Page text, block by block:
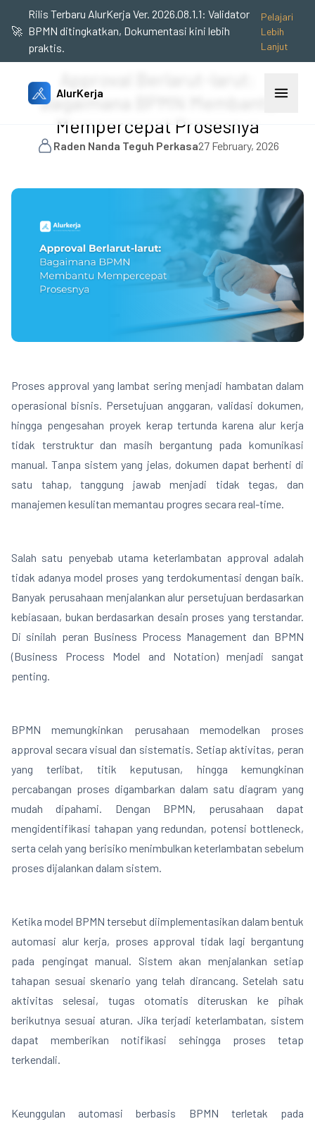
🚀
Rilis Terbaru AlurKerja Ver. 2026.08.1.1: Validator
BPMN ditingkatkan, Dokumentasi kini lebih
praktis.
Pelajari
Lebih
Lanjut
AlurKerja
Bagaimana BPMN Membantu
Mempercepat Prosesnya
Raden Nanda Teguh Perkasa27 February, 2026
Proses approval yang lambat sering menjadi hambatan dalam
operasional bisnis. Persetujuan anggaran, validasi dokumen,
hingga pengesahan proyek kerap tertunda karena alur kerja
tidak terstruktur dan masih bergantung pada komunikasi
manual. Tanpa sistem yang jelas, dokumen dapat berhenti di
satu tahap, tanggung jawab menjadi tidak tegas, dan
manajemen kesulitan memantau progres secara real-time.
Salah satu penyebab utama keterlambatan approval adalah
tidak adanya model proses yang terdokumentasi dengan baik.
Banyak perusahaan menjalankan alur persetujuan berdasarkan
kebiasaan, bukan berdasarkan desain proses yang terstandar.
Di sinilah peran Business Process Management dan BPMN
(Business Process Model and Notation) menjadi sangat
penting.
BPMN memungkinkan perusahaan memodelkan proses
approval secara visual dan sistematis. Setiap aktivitas, peran
yang terlibat, titik keputusan, hingga kemungkinan
percabangan proses digambarkan dalam satu diagram yang
mudah dipahami. Dengan BPMN, perusahaan dapat
mengidentifikasi tahapan yang redundan, potensi bottleneck,
serta celah yang berisiko menimbulkan keterlambatan sebelum
proses dijalankan dalam sistem.
Ketika model BPMN tersebut diimplementasikan dalam bentuk
automasi alur kerja, proses approval tidak lagi bergantung
pada pengingat manual. Sistem akan menjalankan setiap
tahapan sesuai skenario yang telah dirancang. Setelah satu
aktivitas selesai, tugas otomatis diteruskan ke pihak
berikutnya sesuai aturan. Jika terjadi keterlambatan, sistem
dapat memberikan notifikasi sehingga proses tetap
terkendali.
Keunggulan automasi berbasis BPMN terletak pada